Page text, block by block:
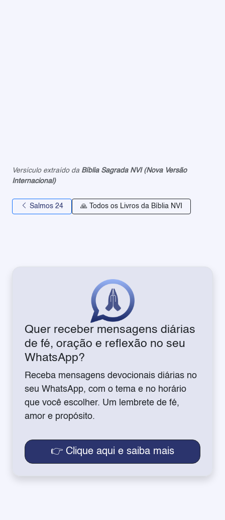
Versículo extraído da Bíblia Sagrada NVI (Nova Versão
Internacional)
Salmos 24 🙏 Todos os Livros da Bíblia NVI
Quer receber mensagens diárias
de fé, oração e reflexão no seu
WhatsApp?
Receba mensagens devocionais diárias no
seu WhatsApp, com o tema e no horário
que você escolher. Um lembrete de fé,
amor e propósito.
👉 Clique aqui e saiba mais